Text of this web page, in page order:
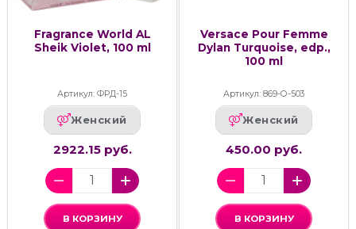
Fragrance World AL
Sheik Violet, 100 ml
Артикул: ФРД-15
Женский
2922.15 руб.
В КОРЗИНУ
Versace Pour Femme
Dylan Turquoise, edp.,
100 ml
Артикул: 869-О-503
Женский
450.00 руб.
В КОРЗИНУ